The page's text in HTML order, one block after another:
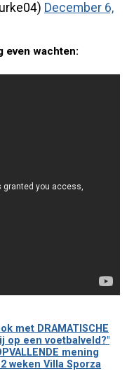
December 6,
even wachten:
met DRAMATISCHE
op een voetbalveld?"
mening
weken Villa Sporza